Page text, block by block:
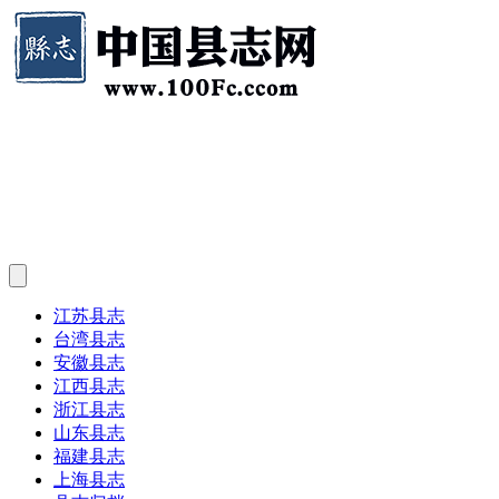
江苏县志
台湾县志
安徽县志
江西县志
浙江县志
山东县志
福建县志
上海县志